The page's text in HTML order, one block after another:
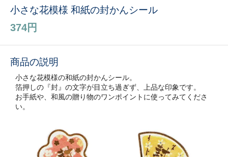
小さな花模様 和紙の封かんシール
374円
商品の説明
小さな花模様の和紙の封かんシール。
箔押しの『封』の文字が目立ち過ぎず、上品な印象です。
お手紙や、和風の贈り物のワンポイントに使ってみてくださ
い。